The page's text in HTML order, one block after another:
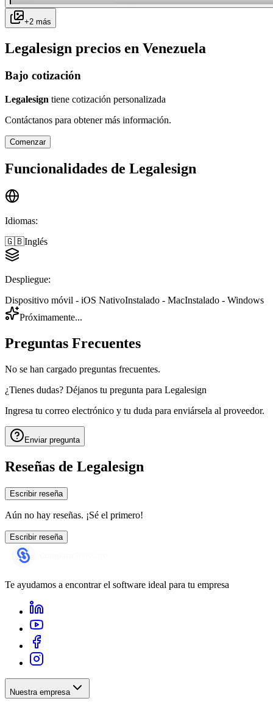
+2 más
Legalesign precios en Venezuela
Bajo cotización
Legalesign tiene cotización personalizada
Contáctanos para obtener más información.
Comenzar
Funcionalidades de Legalesign
Idiomas:
🇬🇧Inglés
Despliegue:
Dispositivo móvil - iOS NativoInstalado - MacInstalado - Windows
Próximamente...
Preguntas Frecuentes
No se han cargado preguntas frecuentes.
¿Tienes dudas? Déjanos tu pregunta para Legalesign
Ingresa tu correo electrónico y tu duda para enviársela al proveedor.
Enviar pregunta
Reseñas de Legalesign
Escribir reseña
Aún no hay reseñas. ¡Sé el primero!
Escribir reseña
Te ayudamos a encontrar el software ideal para tu empresa
Nuestra empresa